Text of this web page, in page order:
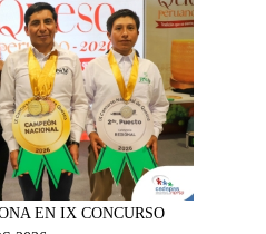
EN IX CONCURSO